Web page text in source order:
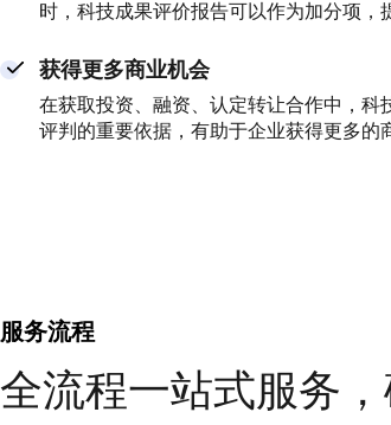
时，科技成果评价报告可以作为加分项，
获得更多商业机会
在获取投资、融资、认定转让合作中，科
评判的重要依据，有助于企业获得更多的
服务流程
全流程一站式服务